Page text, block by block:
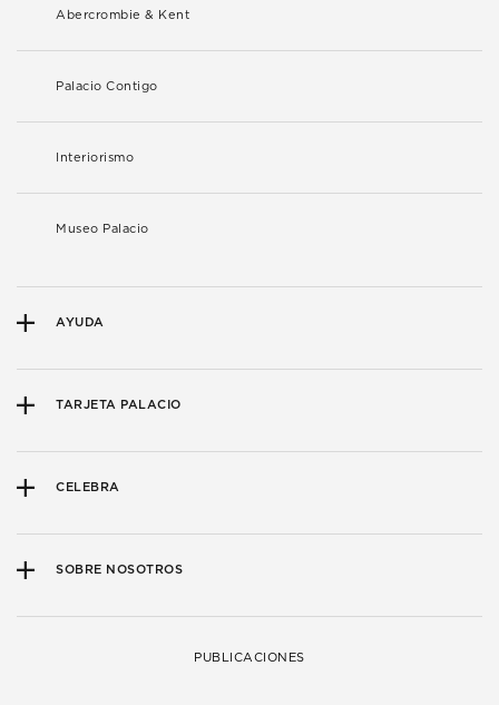
Abercrombie & Kent
Palacio Contigo
Interiorismo
Museo Palacio
AYUDA
TARJETA PALACIO
CELEBRA
SOBRE NOSOTROS
PUBLICACIONES